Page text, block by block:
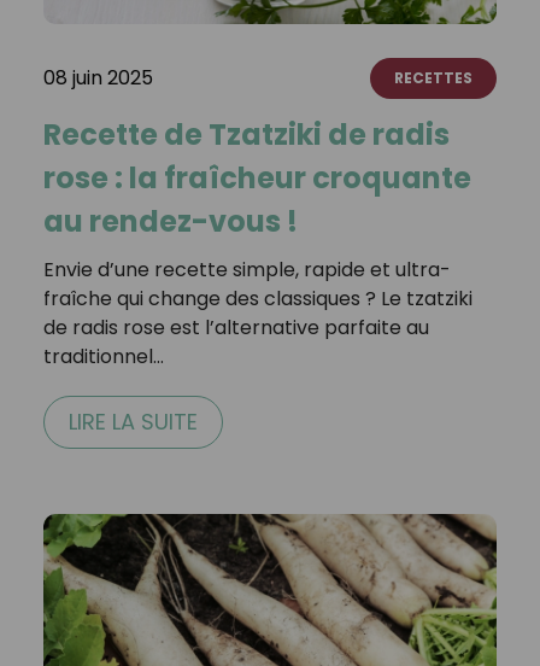
08 juin 2025 RECETTES
Recette de Tzatziki de radis
rose : la fraîcheur croquante
au rendez-vous !
Envie d’une recette simple, rapide et ultra-
fraîche qui change des classiques ? Le tzatziki
de radis rose est l’alternative parfaite au
traditionnel…
LIRE LA SUITE